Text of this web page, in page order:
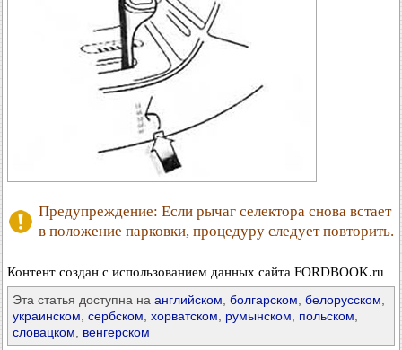
Предупреждение: Если рычаг селектора снова встает
в положение парковки, процедуру следует повторить.
Контент создан с использованием данных сайта FORDBOOK.ru
Эта статья доступна на английском болгарском белорусском
украинском сербском хорватском румынском польском
словацком
венгерском